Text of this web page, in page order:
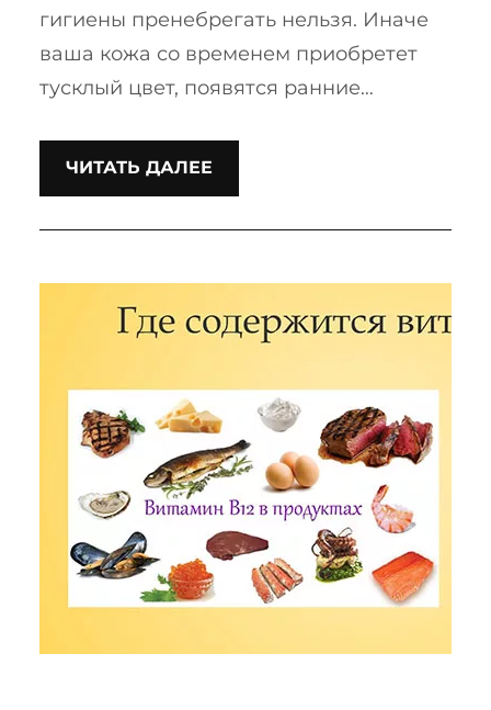
гигиены пренебрегать нельзя. Иначе
ваша кожа со временем приобретет
тусклый цвет, появятся ранние…
ЧИТАТЬ ДАЛЕЕ